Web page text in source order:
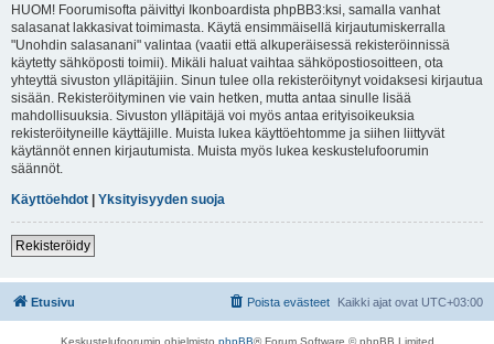
HUOM! Foorumisofta päivittyi Ikonboardista phpBB3:ksi, samalla vanhat
salasanat lakkasivat toimimasta. Käytä ensimmäisellä kirjautumiskerralla
"Unohdin salasanani" valintaa (vaatii että alkuperäisessä rekisteröinnissä
käytetty sähköposti toimii). Mikäli haluat vaihtaa sähköpostiosoitteen, ota
yhteyttä sivuston ylläpitäjiin. Sinun tulee olla rekisteröitynyt voidaksesi kirjautua
sisään. Rekisteröityminen vie vain hetken, mutta antaa sinulle lisää
mahdollisuuksia. Sivuston ylläpitäjä voi myös antaa erityisoikeuksia
rekisteröityneille käyttäjille. Muista lukea käyttöehtomme ja siihen liittyvät
käytännöt ennen kirjautumista. Muista myös lukea keskustelufoorumin
säännöt.
Käyttöehdot | Yksityisyyden suoja
Rekisteröidy
Etusivu Kaikki ajat ovat UTC+03:00
Poista evästeet
Keskustelufoorumin ohjelmisto phpBB® Forum Software © phpBB Limited